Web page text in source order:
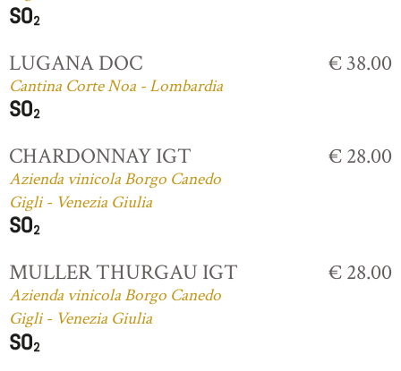
LUGANA DOC
Cantina Corte Noa - Lombardia
€ 38.00
CHARDONNAY IGT
Azienda vinicola Borgo Canedo
Gigli - Venezia Giulia
€ 28.00
MULLER THURGAU IGT
Azienda vinicola Borgo Canedo
Gigli - Venezia Giulia
€ 28.00